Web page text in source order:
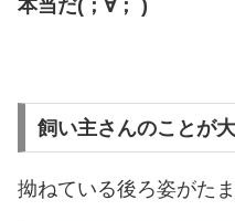
本当だ(；∀； )
飼い主さんのことが
拗ねている後ろ姿がた